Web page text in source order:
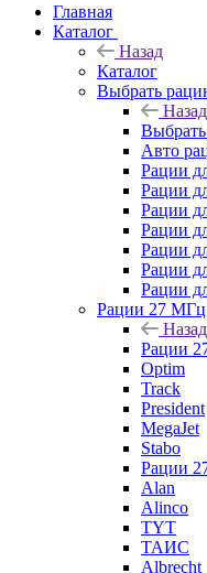
Главная
Каталог
Назад
Каталог
Выбрать
Назад
Авто
Рации
Рации
Рации
Рации
Рации
Рации
Рации
Рации 27
Назад
Рации
Optim
Track
President
MegaJet
Stabo
Рации
Alan
Alinco
TYT
ТАИС
Albrecht